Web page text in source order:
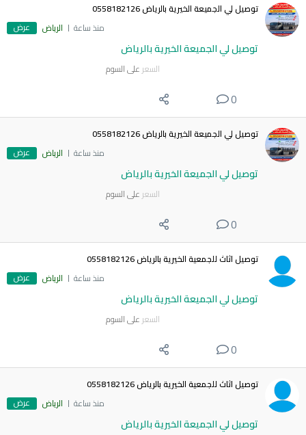
توصيل لي الجميعة الخيرية بالرياض 0558182126
منذ ساعة
الرياض عرض
توصيل لي الجميعة الخيرية بالرياض
السعر على السوم
0
توصيل لي الجميعة الخيرية بالرياض 0558182126
منذ ساعة
الرياض عرض
توصيل لي الجميعة الخيرية بالرياض
السعر على السوم
0
توصيل اثاث للجمعية الخيرية بالرياض 0558182126
منذ ساعة
الرياض عرض
توصيل لي الجميعة الخيرية بالرياض
السعر على السوم
0
توصيل اثاث للجمعية الخيرية بالرياض 0558182126
منذ ساعة
الرياض عرض
توصيل لي الجميعة الخيرية بالرياض